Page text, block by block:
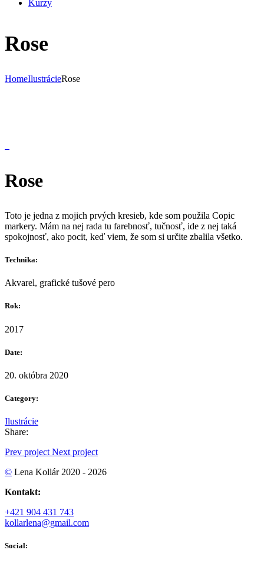
Kurzy
Rose
HomeIlustrácieRose
Rose
Toto je jedna z mojich prvých kresieb, kde som použila Copic
markery. Mám na nej rada tu farebnosť, tučnosť, ide z nej taká
spokojnosť, ako pocit, keď viem, že som si určite zbalila všetko.
Technika:
Akvarel, grafické tušové pero
Rok:
2017
Date:
20. októbra 2020
Category:
Ilustrácie
Share:
Prev project Next project
© Lena Kollár 2020 - 2026
Kontakt:
+421 904 431 743
kollarlena@gmail.com
Social: